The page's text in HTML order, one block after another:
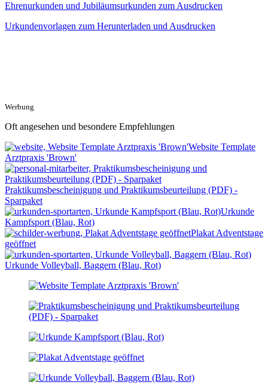
Ehrenurkunden und Jubiläumsurkunden zum Ausdrucken
Urkundenvorlagen zum Herunterladen und Ausdrucken
Werbung
Oft angesehen und besondere Empfehlungen
Website Template
Arztpraxis 'Brown'
Praktikumsbescheinigung und Praktikumsbeurteilung (PDF) -
Sparpaket
Urkunde
Kampfsport (Blau, Rot)
Plakat Adventstage
geöffnet
Urkunde Volleyball, Baggern (Blau, Rot)